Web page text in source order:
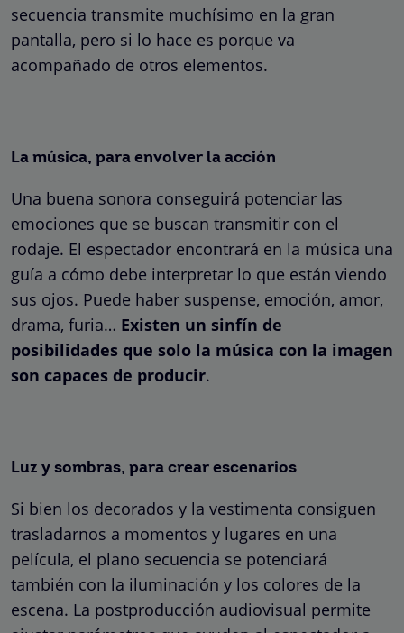
secuencia transmite muchísimo en la gran
pantalla, pero si lo hace es porque va
acompañado de otros elementos.
La música, para envolver la acción
Una buena sonora conseguirá potenciar las
emociones que se buscan transmitir con el
rodaje. El espectador encontrará en la música una
guía a cómo debe interpretar lo que están viendo
sus ojos. Puede haber suspense, emoción, amor,
drama, furia… Existen un sinfín de
posibilidades que solo la música con la imagen
son capaces de producir.
Luz y sombras, para crear escenarios
Si bien los decorados y la vestimenta consiguen
trasladarnos a momentos y lugares en una
película, el plano secuencia se potenciará
también con la iluminación y los colores de la
escena. La postproducción audiovisual permite